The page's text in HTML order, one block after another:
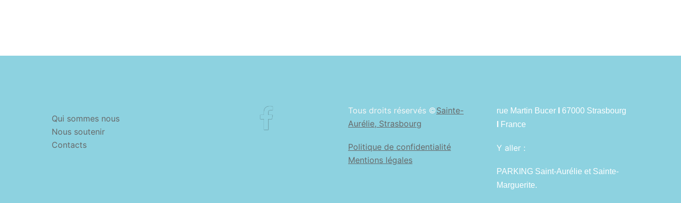
Qui sommes nous
Nous soutenir
Contacts
Tous droits réservés ©Sainte-
Aurélie, Strasbourg
Politique de confidentialité
Mentions légales
rue Martin Bucer
67000 Strasbourg
France
Y aller :
PARKING Saint-Aurélie et Sainte-
Marguerite.